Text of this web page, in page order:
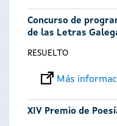
Concurso de
de las Letras
RESUELTO
Más
XIV Premio de